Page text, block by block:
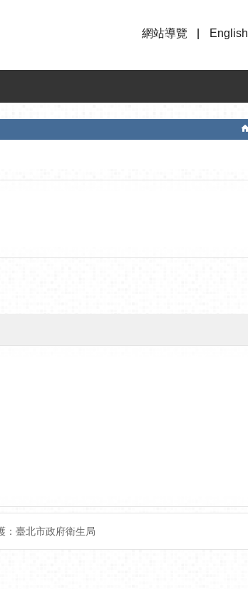
網站導覽
English
：臺北市政府衛生局